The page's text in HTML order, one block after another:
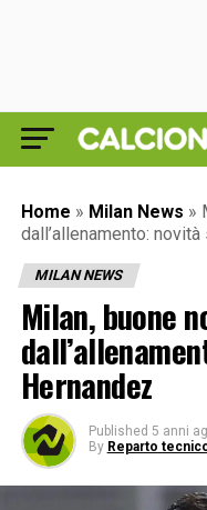
Home » Milan News »
dall’allenamento:
MILAN NEWS
Milan, buone
Hernandez
Published 5 anni
By Reparto